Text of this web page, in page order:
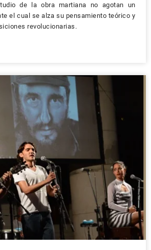
de la obra martiana no agotan un
el cual se alza su pensamiento teórico y
revolucionarias.